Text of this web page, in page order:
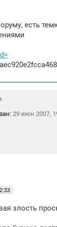
есть
29 июн 2007,
злость